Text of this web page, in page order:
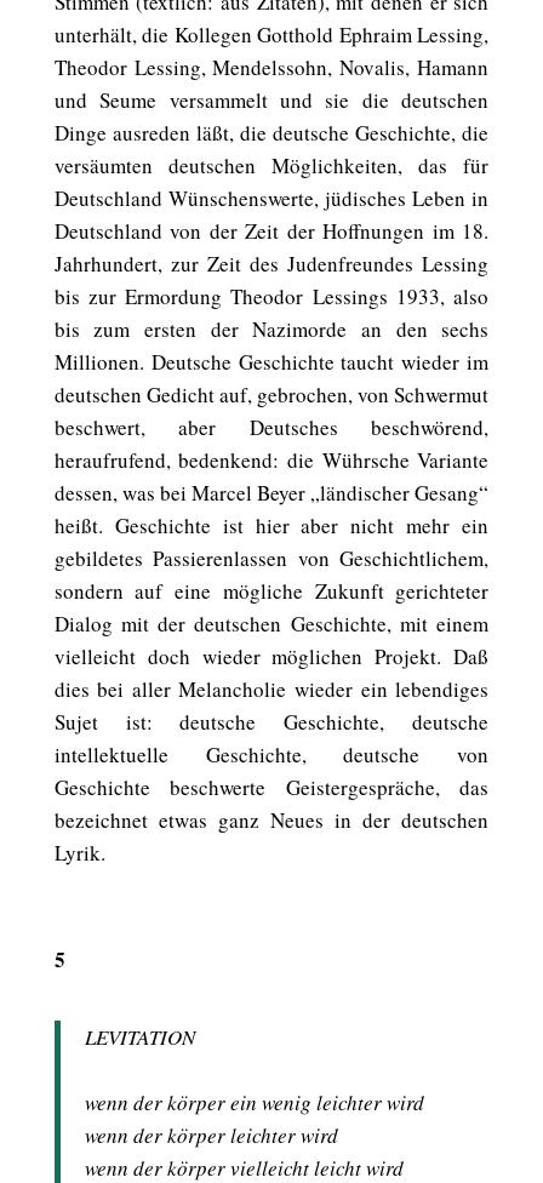
unterhält, die Kollegen Gotthold Ephraim Lessing,
Theodor Lessing, Mendelssohn, Novalis, Hamann
und Seume versammelt und sie die deutschen
Dinge ausreden läßt, die deutsche Geschichte, die
versäumten deutschen Möglichkeiten, das für
Deutschland Wünschenswerte, jüdisches Leben in
Deutschland von der Zeit der Hoffnungen im 18.
Jahrhundert, zur Zeit des Judenfreundes Lessing
bis zur Ermordung Theodor Lessings 1933, also
bis zum ersten der Nazimorde an den sechs
Millionen. Deutsche Geschichte taucht wieder im
deutschen Gedicht auf, gebrochen, von Schwermut
beschwert, aber Deutsches beschwörend,
heraufrufend, bedenkend: die Wührsche Variante
dessen, was bei Marcel Beyer „ländischer Gesang“
heißt. Geschichte ist hier aber nicht mehr ein
gebildetes Passierenlassen von Geschichtlichem,
sondern auf eine mögliche Zukunft gerichteter
Dialog mit der deutschen Geschichte, mit einem
vielleicht doch wieder möglichen Projekt. Daß
dies bei aller Melancholie wieder ein lebendiges
Sujet ist: deutsche Geschichte, deutsche
intellektuelle Geschichte, deutsche von
Geschichte beschwerte Geistergespräche, das
bezeichnet etwas ganz Neues in der deutschen
Lyrik.
5
LEVITATION
wenn der körper ein wenig leichter wird
wenn der körper leichter wird
wenn der körper vielleicht leicht wird